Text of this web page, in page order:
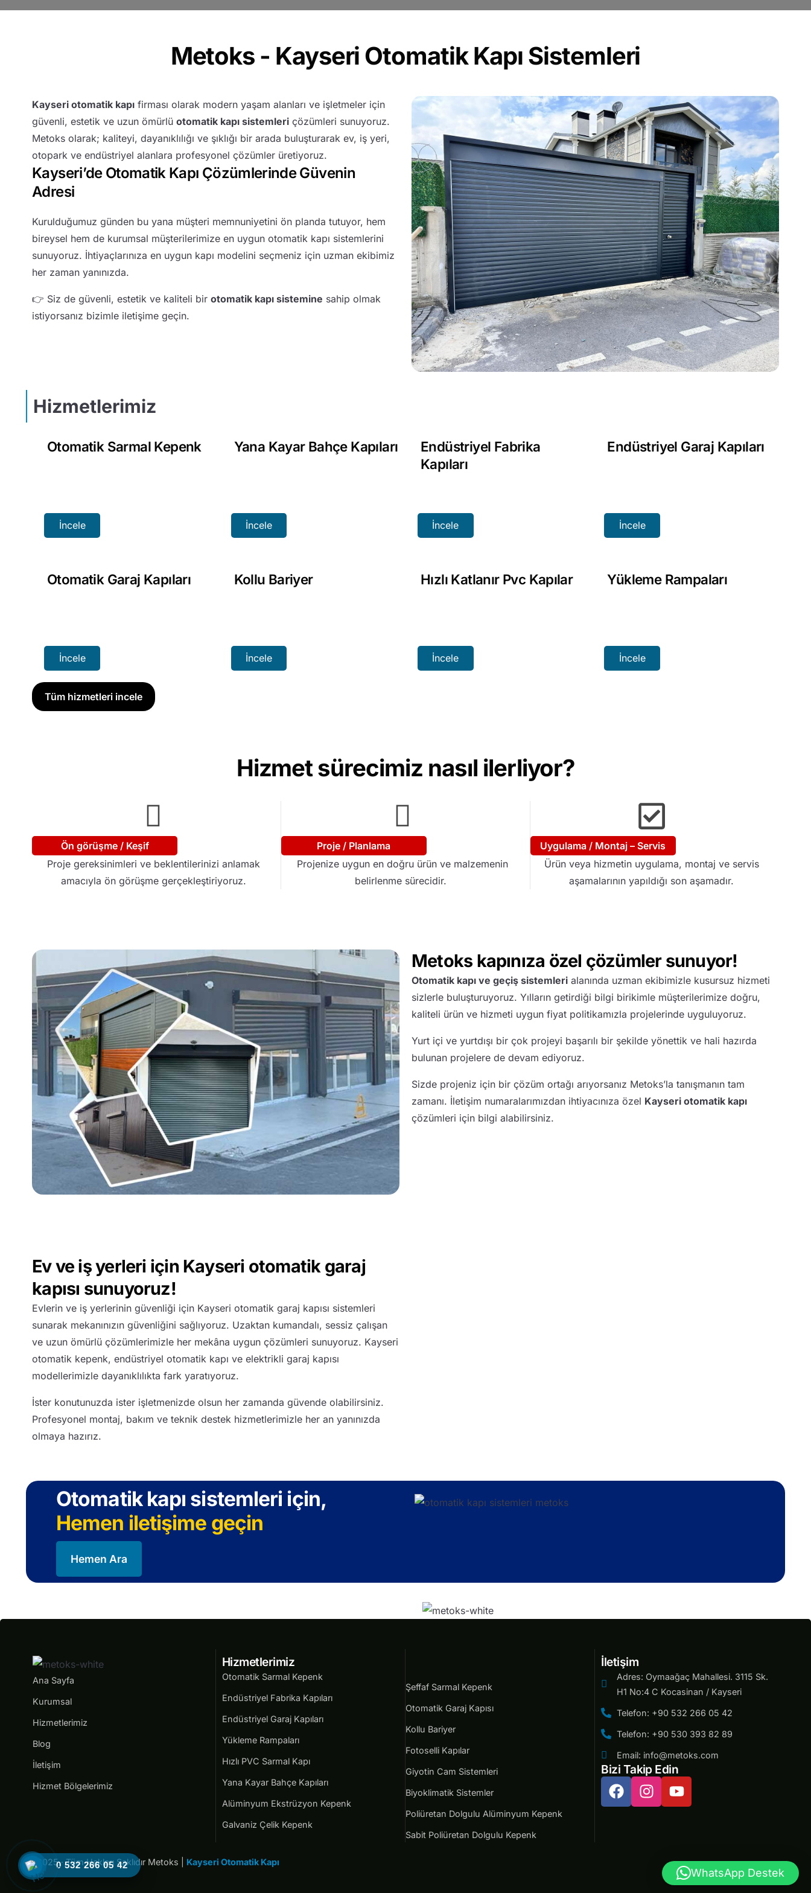
Poliüretan Dolgulu Alüminyum Kepenk
Sabit Poliüretan Dolgulu KepenkMetoks - Kayseri Otomatik Kapı Sistemleri
Kayseri otomatik kapı firması olarak modern yaşam alanları ve işletmeler için
güvenli, estetik ve uzun ömürlüotomatik kapı sistemleri çözümleri sunuyoruz.
Metoks olarak; kaliteyi, dayanıklılığı ve şıklığı bir arada buluşturarak ev, iş yeri,
otopark ve endüstriyel alanlara profesyonel çözümler üretiyoruz.
Kayseri’de Otomatik Kapı Çözümlerinde Güvenin
Adresi
Kurulduğumuz günden bu yana müşteri memnuniyetini ön planda tutuyor, hem
bireysel hem de kurumsal müşterilerimize en uygun otomatik kapı sistemlerini
sunuyoruz. İhtiyaçlarınıza en uygun kapı modelini seçmeniz için uzman ekibimiz
her zaman yanınızda.
👉 Siz de güvenli, estetik ve kaliteli birotomatik kapı sistemine sahip olmak
istiyorsanız bizimle iletişime geçin.
Hizmetlerimiz
Otomatik Sarmal Kepenk
İncele İncele
Yana Kayar Bahçe Kapıları
Endüstriyel Fabrika
Kapıları
İncele
Endüstriyel Garaj Kapıları
İncele
Otomatik Garaj Kapıları
İncele
Kollu Bariyer
İncele
Hızlı Katlanır Pvc Kapılar
İncele
Yükleme Rampaları
İncele
Tüm hizmetleri incele
Hizmet sürecimiz nasıl ilerliyor?
Ön görüşme / Keşif
Proje gereksinimleri ve beklentilerinizi anlamak
amacıyla ön görüşme gerçekleştiriyoruz.
Proje / Planlama
Projenize uygun en doğru ürün ve malzemenin
belirlenme sürecidir.
Uygulama / Montaj – Servis
Ürün veya hizmetin uygulama, montaj ve servis
aşamalarının yapıldığı son aşamadır.
Metoks kapınıza özel çözümler sunuyor!
Otomatik kapı ve geçiş sistemlerialanında uzman ekibimizle kusursuz hizmeti
sizlerle buluşturuyoruz. Yılların getirdiği bilgi birikimle müşterilerimize doğru,
kaliteli ürün ve hizmeti uygun fiyat politikamızla projelerinde uyguluyoruz.
Yurt içi ve yurtdışı bir çok projeyi başarılı bir şekilde yönettik ve hali hazırda
bulunan projelere de devam ediyoruz.
Sizde projeniz için bir çözüm ortağı arıyorsanız Metoks’la tanışmanın tam
zamanı. İletişim numaralarımızdan ihtiyacınıza özel Kayseri otomatik kapı
çözümleri için bilgi alabilirsiniz.
Ev ve iş yerleri için Kayseri otomatik garaj
kapısı sunuyoruz!
Evlerin ve iş yerlerinin güvenliği için Kayseri otomatik garaj kapısı sistemleri
sunarak mekanınızın güvenliğini sağlıyoruz. Uzaktan kumandalı, sessiz çalışan
ve uzun ömürlü çözümlerimizle her mekâna uygun çözümleri sunuyoruz. Kayseri
otomatik kepenk, endüstriyel otomatik kapı ve elektrikli garaj kapısı
modellerimizle dayanıklılıkta fark yaratıyoruz.
İster konutunuzda ister işletmenizde olsun her zamanda güvende olabilirsiniz.
Profesyonel montaj, bakım ve teknik destek hizmetlerimizle her an yanınızda
olmaya hazırız.
Otomatik kapı sistemleri için,
Hemen iletişime geçin
Hemen Ara
Ana Sayfa
Kurumsal
Hizmetlerimiz
Blog
İletişim
Hizmet Bölgelerimiz
Hizmetlerimiz
Otomatik Sarmal Kepenk
Endüstriyel Fabrika Kapıları
Endüstriyel Garaj Kapıları
Yükleme Rampaları
Hızlı PVC Sarmal Kapı
Yana Kayar Bahçe Kapıları
Alüminyum Ekstrüzyon Kepenk
Galvaniz Çelik Kepenk
Şeffaf Sarmal Kepenk
Otomatik Garaj Kapısı
Kollu Bariyer
Fotoselli Kapılar
Giyotin Cam Sistemleri
Biyoklimatik Sistemler
Poliüretan Dolgulu Alüminyum Kepenk
Sabit Poliüretan Dolgulu Kepenk
İletişim
Adres: Oymaağaç Mahallesi. 3115 Sk.
H1 No:4 C Kocasinan / Kayseri
Telefon: +90 532 266 05 42
Telefon: +90 530 393 82 89
Email: info@metoks.com
Bizi Takip Edin
© 2025 · Tüm Hakları Saklıdır Metoks | Kayseri Otomatik Kapı
0 532 266 05 42
WhatsApp Destek